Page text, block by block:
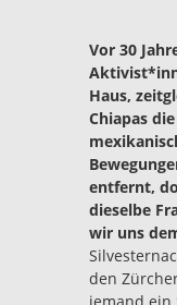
Vor 30
Haus,
Chiapas
entfernt,
dieselbe
wir uns
den